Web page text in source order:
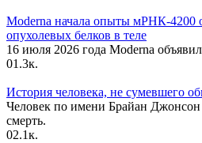
Moderna начала опыты мРНК-4200
опухолевых белков в теле
16 июля 2026 года Moderna
01.3к.
История человека, не сумевшего
Человек по имени Брайан Джонсон
смерть.
02.1к.